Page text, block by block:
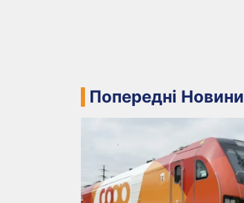
Попередні Новини